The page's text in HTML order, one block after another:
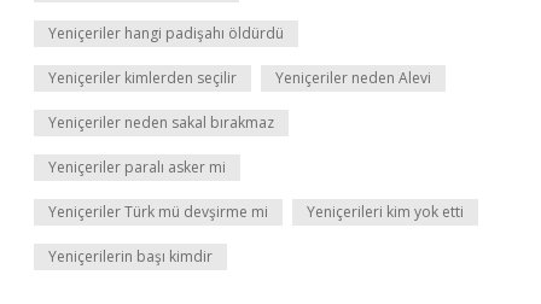
Yeniçeriler hangi padişahı öldürdü
Yeniçeriler kimlerden seçilir Yeniçeriler neden Alevi
Yeniçeriler neden sakal bırakmaz
Yeniçeriler paralı asker mi
Yeniçeriler Türk mü devşirme mi Yeniçerileri kim yok etti
Yeniçerilerin başı kimdir